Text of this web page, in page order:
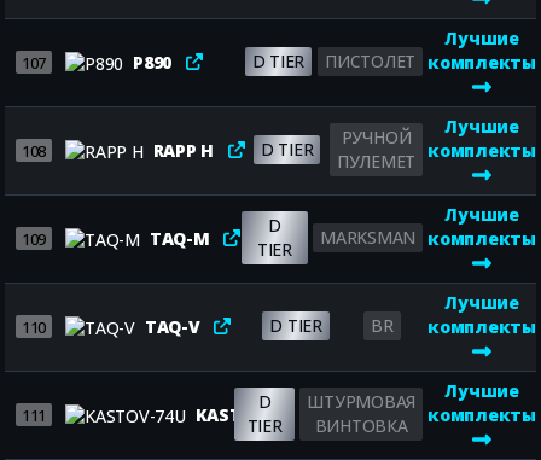
107 P890 D TIER ПИСТОЛЕТ
Лучшие
комплекты
108 RAPP H D TIER
РУЧНОЙ
ПУЛЕМЕТ
Лучшие
комплекты
109 TAQ-M
D
TIER
MARKSMAN
Лучшие
комплекты
110 TAQ-V D TIER BR
Лучшие
комплекты
111 KASTOV-74U
D
TIER
ШТУРМОВАЯ
ВИНТОВКА
Лучшие
комплекты